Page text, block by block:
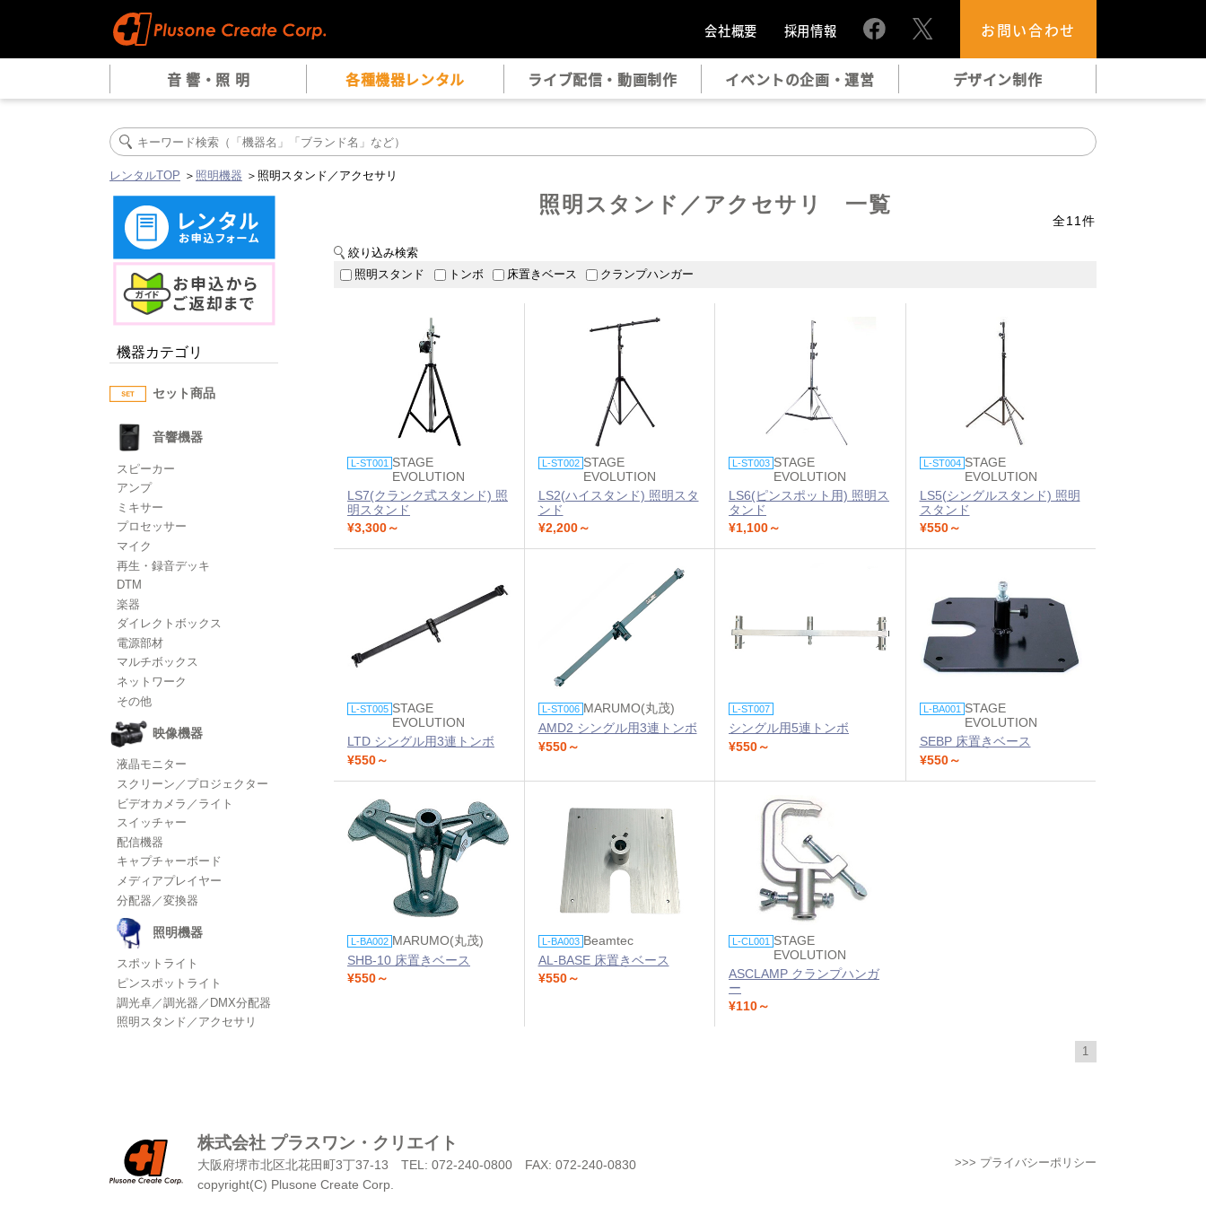
会社概要 採用情報 お問い合わせ
音 響・照 明 各種機器レンタル ライブ配信・動画制作 イベントの企画・運営 デザイン制作
レンタルTOP ＞ 照明機器 ＞照明スタンド／アクセサリ
機器カテゴリ
セット商品
音響機器
スピーカー
アンプ
ミキサー
プロセッサー
マイク
再生・録音デッキ
DTM
楽器
ダイレクトボックス
電源部材
マルチボックス
ネットワーク
その他
映像機器
液晶モニター
スクリーン／プロジェクター
ビデオカメラ／ライト
スイッチャー
配信機器
キャプチャーボード
メディアプレイヤー
分配器／変換器
照明機器
スポットライト
ピンスポットライト
調光卓／調光器／DMX分配器
照明スタンド／アクセサリ
照明スタンド／アクセサリ 一覧
全11件
絞り込み検索
照明スタンド
トンボ 床置きベース クランプハンガー
L-ST001 STAGE
EVOLUTION
LS7(クランク式スタンド) 照
明スタンド
¥3,300～
L-ST002 STAGE
EVOLUTION
LS2(ハイスタンド) 照明スタ
ンド
¥2,200～
L-ST003 STAGE
EVOLUTION
LS6(ピンスポット用) 照明ス
タンド
¥1,100～
L-ST004 STAGE
EVOLUTION
LS5(シングルスタンド) 照明
スタンド
¥550～
L-ST005 STAGE
EVOLUTION
LTD シングル用3連トンボ
¥550～
L-ST006 MARUMO(丸茂)
AMD2 シングル用3連トンボ
¥550～
L-ST007
シングル用5連トンボ
¥550～
L-BA001
STAGE
EVOLUTION
SEBP 床置きベース
¥550～
L-BA002 MARUMO(丸茂)
SHB-10 床置きベース
¥550～
L-BA003 Beamtec
AL-BASE 床置きベース
¥550～
L-CL001 STAGE
EVOLUTION
ASCLAMP クランプハンガ
ー
¥110～
1
株式会社 プラスワン・クリエイト
大阪府堺市北区北花田町3丁37-13 TEL: 072-240-0800 FAX: 072-240-0830
copyright(C) Plusone Create Corp.
>>> プライバシーポリシー